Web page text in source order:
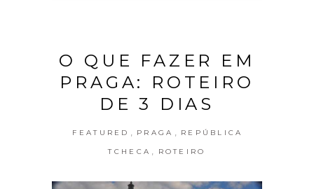
O QUE FAZER EM
PRAGA: ROTEIRO
DE 3 DIAS
FEATURED , PRAGA , REPÚBLICA
TCHECA , ROTEIRO